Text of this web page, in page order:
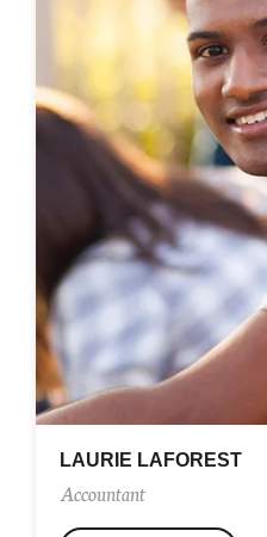
LAURIE LAFOREST
Accountant